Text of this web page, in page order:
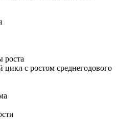
роста
с ростом среднегодового